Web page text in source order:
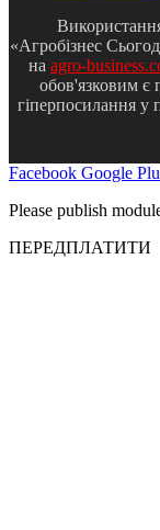
«Агробізнес
на agro-
обов'язковим є
гіперпосилання у
Facebook Google
Please publish
ПЕРЕДПЛАТИТИ